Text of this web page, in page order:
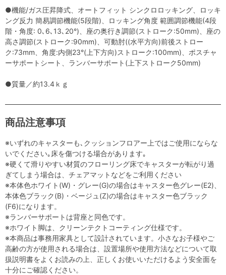
●機能/ガス圧昇降式、オートフィット シンクロロッキング、ロッキ
ング反力 簡易調節機能(5段階)、ロッキング角度 範囲調節機能(4段
階・角度: 0､6､13､20°)、座の奥行き調節(ストローク:50mm)、座の
高さ調節(ストローク:90mm)、可動肘((水平方向)前後ストロー
ク:73mm、角度:内側23°(上下方向)ストローク:100mm)、ポスチャ
ーサポートシート、ランバーサポート(上下ストローク50mm)
●質量／約13.4ｋｇ
商品注意事項
※いずれのキャスターも､クッションフロアー上ではご使用にならな
いでください｡床を傷つける場合があります｡
※硬くて滑りやすい材質のフローリング床でキャスターが転がり過
ぎてしまう場合は、チェアマットなどをご利用ください
※本体色ホワイト(W)・グレー(G)の場合はキャスター色グレー(E2)、
本体色ブラック(B)・ベージュ(Z)の場合はキャスター色ブラック
(F6)になります。
※ランバーサポートは背座と同色です。
※ホワイト脚は、クリーンテクトコーティング仕様です。
※本商品は事務用家具として設計されています。小さなお子様やご
高齢の方が使用される場合は、設置場所や使用方法などについて取
扱説明書をよくお読みの上、正しくお使いいただけるよう安全面を
十分にご確認ください。